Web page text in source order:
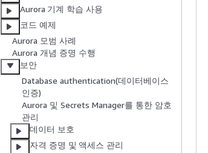
Aurora 기계 학습 사용
코드 예제
Aurora 모범 사례
Aurora 개념 증명 수행
보안
Database authentication(데이터베이스
인증)
Aurora 및 Secrets Manager를 통한 암호
관리
데이터 보호
자격 증명 및 액세스 관리